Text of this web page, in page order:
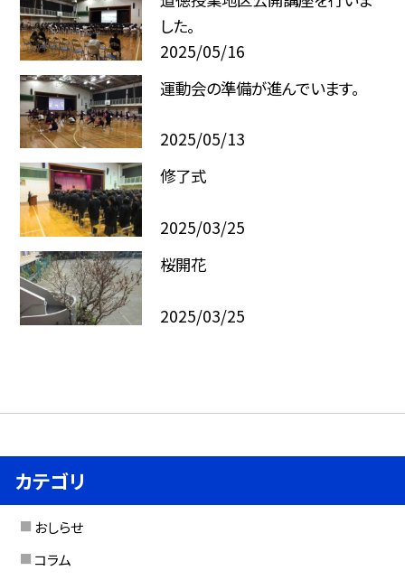
した。
2025/05/16
運動会の準備が進んでいます。
2025/05/13
修了式
2025/03/25
桜開花
2025/03/25
カテゴリ
おしらせ
コラム